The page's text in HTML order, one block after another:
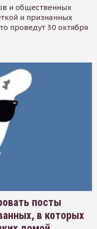
и общественных
и признанных
проведут 30 октября
посты
в которых